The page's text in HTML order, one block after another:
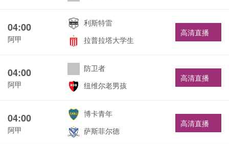
04:00
阿甲
利斯特雷
拉普拉塔大学生
高清直播
04:00
阿甲
防卫者
纽维尔老男孩
高清直播
04:00
阿甲
博卡青年
萨斯菲尔德
高清直播